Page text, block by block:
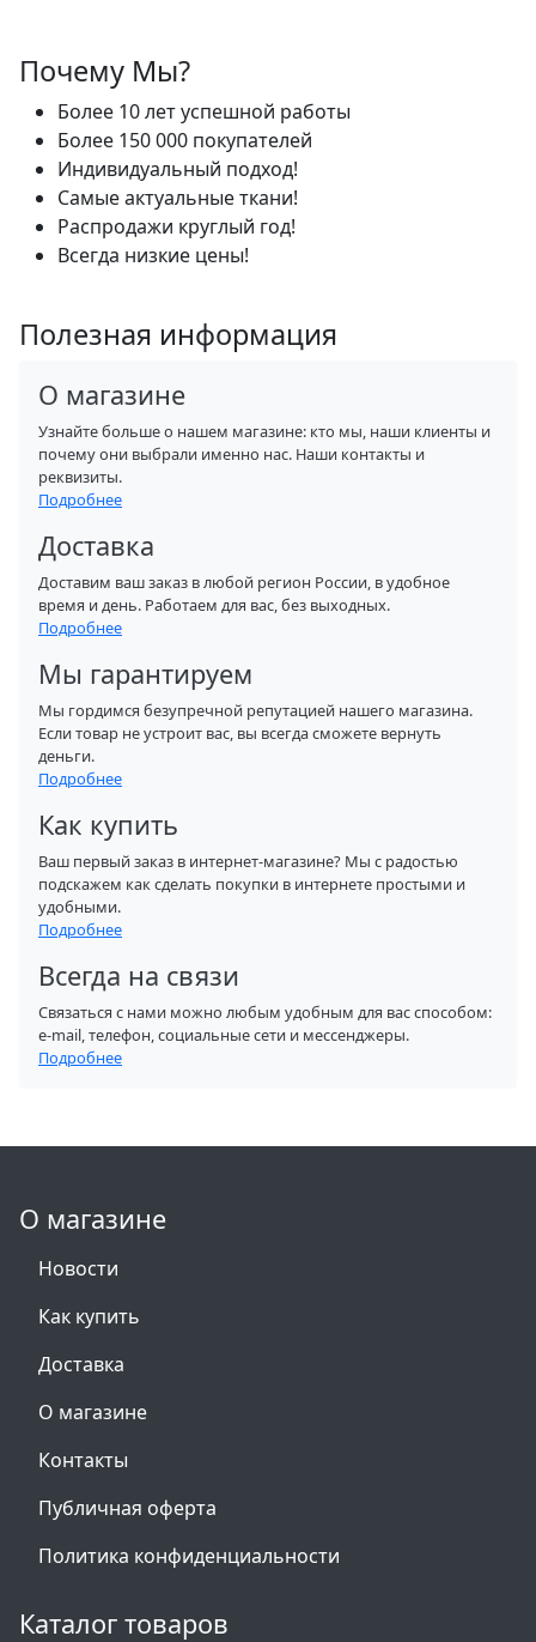
Почему Мы?
Более 10 лет успешной работы
Более 150 000 покупателей
Индивидуальный подход!
Самые актуальные ткани!
Распродажи круглый год!
Всегда низкие цены!
Полезная информация
О магазине
Узнайте больше о нашем магазине: кто мы, наши клиенты и
почему они выбрали именно нас. Наши контакты и
реквизиты.
Подробнее
Доставка
Доставим ваш заказ в любой регион России, в удобное
время и день. Работаем для вас, без выходных.
Подробнее
Мы гарантируем
Мы гордимся безупречной репутацией нашего магазина.
Если товар не устроит вас, вы всегда сможете вернуть
деньги.
Подробнее
Как купить
Ваш первый заказ в интернет-магазине? Мы с радостью
подскажем как сделать покупки в интернете простыми и
удобными.
Подробнее
Всегда на связи
Связаться с нами можно любым удобным для вас способом:
e-mail, телефон, социальные сети и мессенджеры.
Подробнее
О магазине
Новости
Как купить
Доставка
О магазине
Контакты
Публичная оферта
Политика конфиденциальности
Каталог товаров